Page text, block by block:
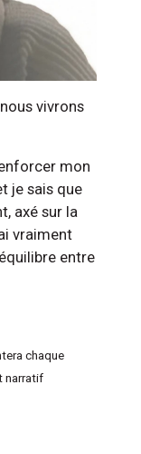
vivrons
mon
je sais que
axé sur la
vraiment
entre
chaque
narratif